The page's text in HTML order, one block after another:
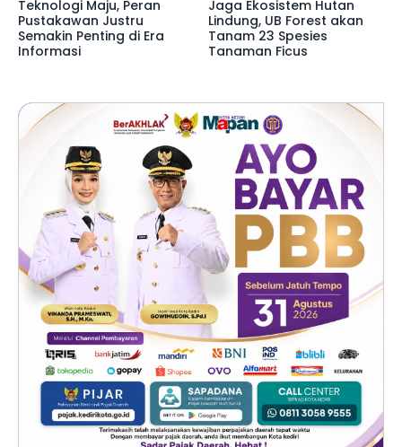
Teknologi Maju, Peran
Pustakawan Justru
Semakin Penting di Era
Informasi
Jaga Ekosistem Hutan
Lindung, UB Forest akan
Tanam 23 Spesies
Tanaman Ficus